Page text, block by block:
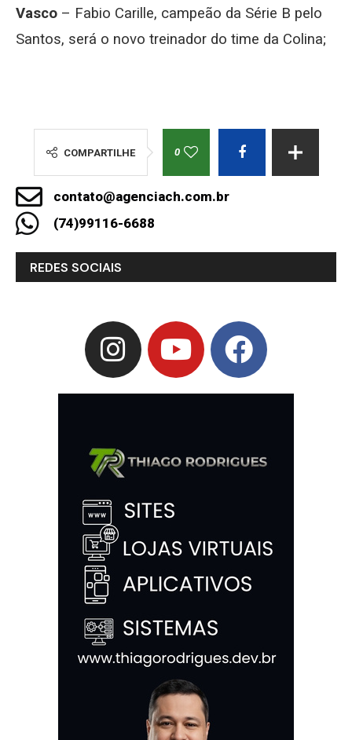
Vasco – Fabio Carille, campeão da Série B pelo
Santos, será o novo treinador do time da Colina;
COMPARTILHE 0
contato@agenciach.com.br
(74)99116-6688
REDES SOCIAIS